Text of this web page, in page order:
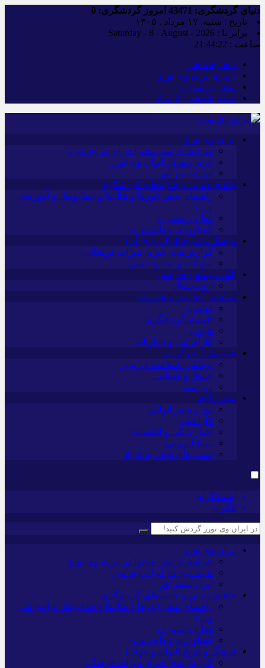
دنیای گردشگری: امروز گردشگری:
تاریخ : شنبه, ۱۷ مرداد , ۱۴۰۵
برابر با : Saturday - 8 - August - 2026
ساعت : 21:44:22
iranwaytours
درباره ایران وی تورز
تماس با سردبیر
حریم شخصی کاربران
ایران وی تورز
شرایط بازنشر محتوا در ایران وی تورز
خرید رپورتاژ ایران وی تورز
ایران سفر تور
جاهای دیدنی و جاذبه‌های گردشگری
راهنمای سفر (تورها و هتل‌ها و حمل‌و‌نقل و آموزشی
و…)
غذا و رستوران
کشاورزی و دامپروری
فرهنگ و تاریخ (ایران و جهان)
گزارش‌های خبری میراث فرهنگی
سوغات و صنایع دستی
بانک و بیمه و فارکس
ارزدیجیتال
صنعت و تجارت و خدمات
فناوری
اقتصاد گردشگری
خودرو
کارآفرینی و بازاریابی
عمومی و سرگرمی
پزشکی، سلامت و زیبایی
حقوق و قضایی
ورزشی
سایر راه‌ها
تور و سفر ایرانی
کارا دیلی
اخبار بانکی و اقتصادی
بلیط اتوبوس
مسیرهای نجف به کربلا
اینستاگرام
تلگرام
ایران وی تورز
شرایط بازنشر محتوا در ایران وی تورز
خرید رپورتاژ ایران وی تورز
ایران سفر تور
جاهای دیدنی و جاذبه‌های گردشگری
راهنمای سفر (تورها و هتل‌ها و حمل‌و‌نقل و آموزشی
و…)
غذا و رستوران
کشاورزی و دامپروری
فرهنگ و تاریخ (ایران و جهان)
گزارش‌های خبری میراث فرهنگی